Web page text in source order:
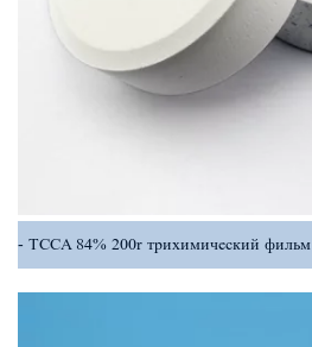
TCCA 84% 200r трихимический фильм